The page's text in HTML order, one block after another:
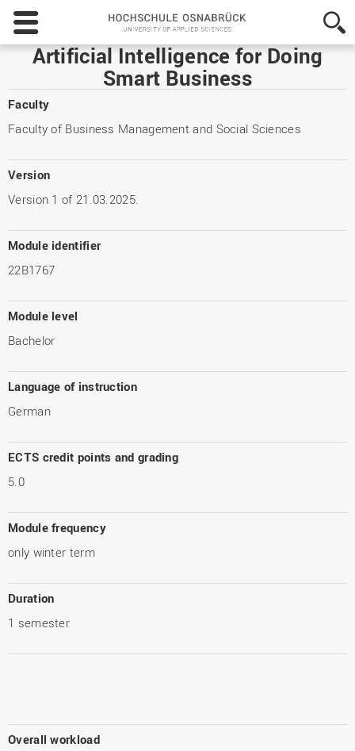
Hochschule
Osnabrück
-
University
Applied
Artificial Intelligence for Doing
Smart Business
Faculty
Faculty of Business Management and Social Sciences
Version
Version 1 of 21.03.2025.
Module identifier
22B1767
Module level
Bachelor
Language of instruction
German
ECTS credit points and grading
5.0
Module frequency
only winter term
Duration
1 semester
Overall workload